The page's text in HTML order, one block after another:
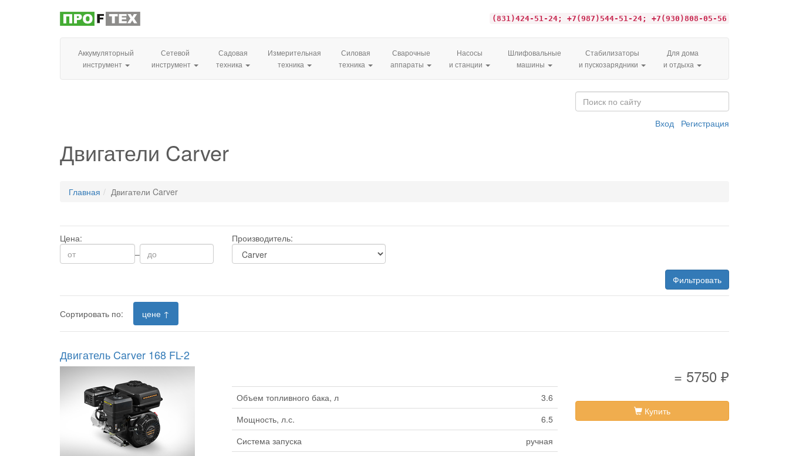
(831)424-51-24; +7(987)544-51-24; +7(930)808-05-56
Аккумуляторный
инструмент
Сетевой
инструмент
Садовая
техника
Измерительная
техника
Силовая
техника
Сварочные
аппараты
Насосы
и станции
Шлифовальные
машины
Стабилизаторы
и пускозарядники
Для дома
и отдыха
Вход Регистрация
Двигатели Carver
Главная Двигатели Carver
Цена:
–
Производитель:
Фильтровать
Сортировать по: цене ↑
Двигатель Carver 168 FL-2
= 5750 ₽
Объем топливного бака, л
3.6
Мощность, л.с.
6.5
Система запуска
ручная
Купить